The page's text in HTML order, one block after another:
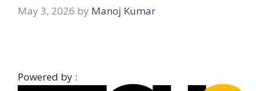
May 3, 2026 by Manoj Kumar
Powered by :